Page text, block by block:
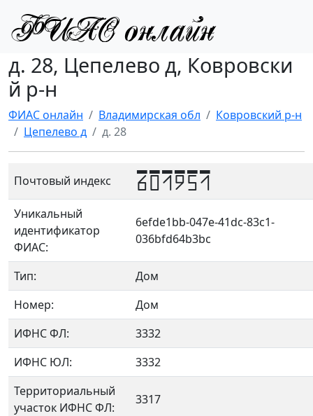
д. 28, Цепелево д, Ковровски
й р-н
ФИАС онлайн Владимирская обл
Ковровский р-н
Цепелево д
д. 28
Почтовый индекс 601951
Уникальный
идентификатор
ФИАС:
6efde1bb-047e-41dc-83c1-
036bfd64b3bc
Тип:
Дом
Номер:
Дом
ИФНС ФЛ:
3332
ИФНС ЮЛ:
3332
Территориальный
участок ИФНС ФЛ:
3317